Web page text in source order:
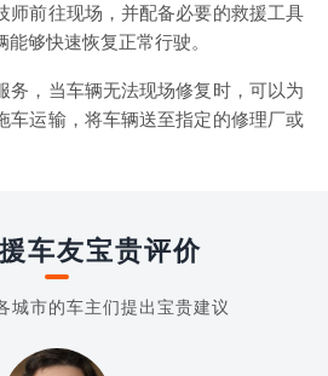
师前往现场，并配备必要的救援工具
够快速恢复正常行驶。
务，当车辆无法现场修复时，可以为
车运输，将车辆送至指定的修理厂或
车友宝贵评价
城市的车主们提出宝贵建议